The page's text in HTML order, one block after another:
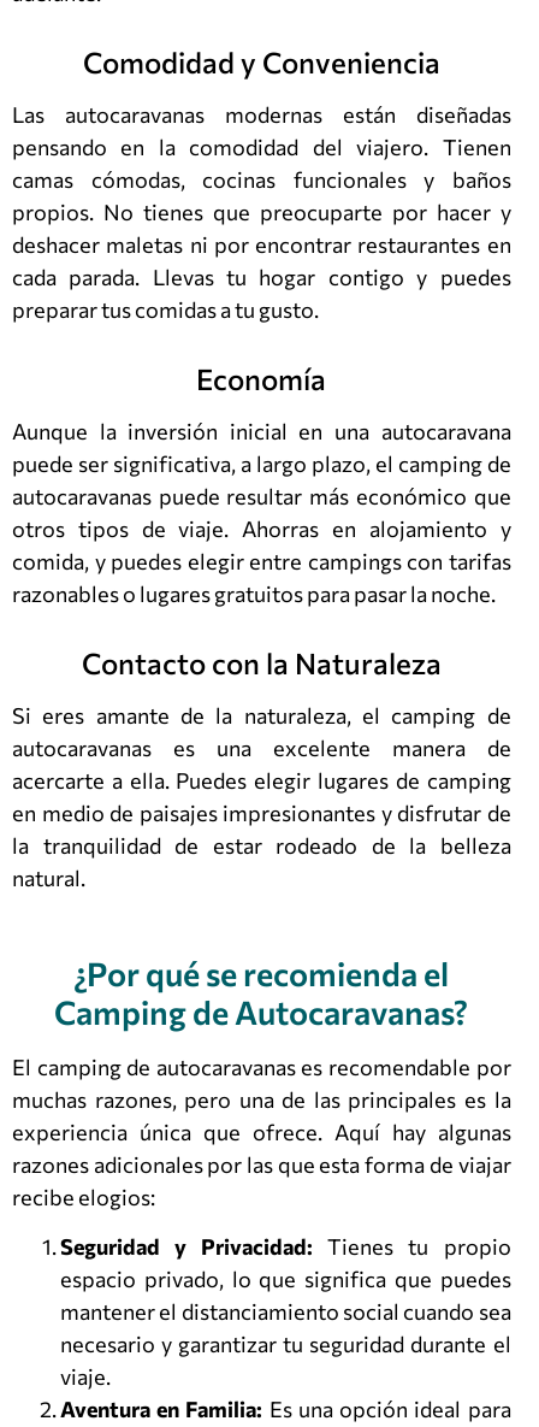
Comodidad y Conveniencia
Las autocaravanas modernas están diseñadas
pensando en la comodidad del viajero. Tienen
camas cómodas, cocinas funcionales y baños
propios. No tienes que preocuparte por hacer y
deshacer maletas ni por encontrar restaurantes en
cada parada. Llevas tu hogar contigo y puedes
preparar tus comidas a tu gusto.
Economía
Aunque la inversión inicial en una autocaravana
puede ser significativa, a largo plazo, el camping de
autocaravanas puede resultar más económico que
otros tipos de viaje. Ahorras en alojamiento y
comida, y puedes elegir entre campings con tarifas
razonables o lugares gratuitos para pasar la noche.
Contacto con la Naturaleza
Si eres amante de la naturaleza, el camping de
autocaravanas es una excelente manera de
acercarte a ella. Puedes elegir lugares de camping
en medio de paisajes impresionantes y disfrutar de
la tranquilidad de estar rodeado de la belleza
natural.
¿Por qué se recomienda el
Camping de Autocaravanas?
El camping de autocaravanas es recomendable por
muchas razones, pero una de las principales es la
experiencia única que ofrece. Aquí hay algunas
razones adicionales por las que esta forma de viajar
recibe elogios:
Seguridad y Privacidad: Tienes tu propio
espacio privado, lo que significa que puedes
mantener el distanciamiento social cuando sea
necesario y garantizar tu seguridad durante el
viaje.
Aventura en Familia: Es una opción ideal para